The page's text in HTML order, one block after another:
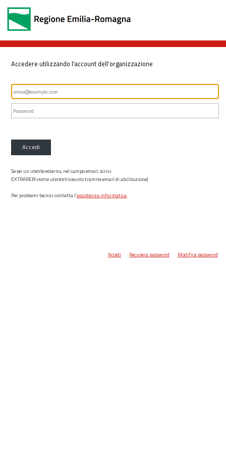
Accedere utilizzando l'account dell'organizzazione
Accedi
Se sei un utente esterno, nel campo email, scrivi
EXTRARER\nome utente(ricevuto tramite email di abilitazione)
Per problemi tecnici contatta l’assistenza informatica.
Accedi Recupera password Modifica password